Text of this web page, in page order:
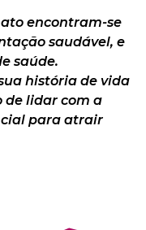
encontram-se
saudável, e
saúde.
história de vida
de lidar com a
para atrair